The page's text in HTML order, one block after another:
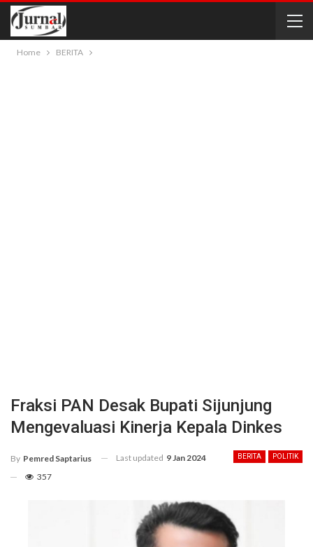
Home BERITA
Fraksi PAN Desak Bupati Sijunjung
Mengevaluasi Kinerja Kepala Dinkes
BERITA POLITIK
By Pemred Saptarius Last updated 9 Jan 2024
357